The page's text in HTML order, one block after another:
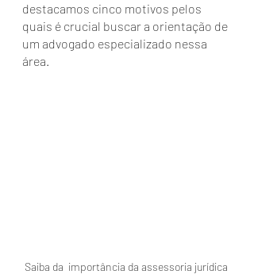
destacamos cinco motivos pelos
quais é crucial buscar a orientação de
um advogado especializado nessa
área.
Saiba da  importância da assessoria jurídica